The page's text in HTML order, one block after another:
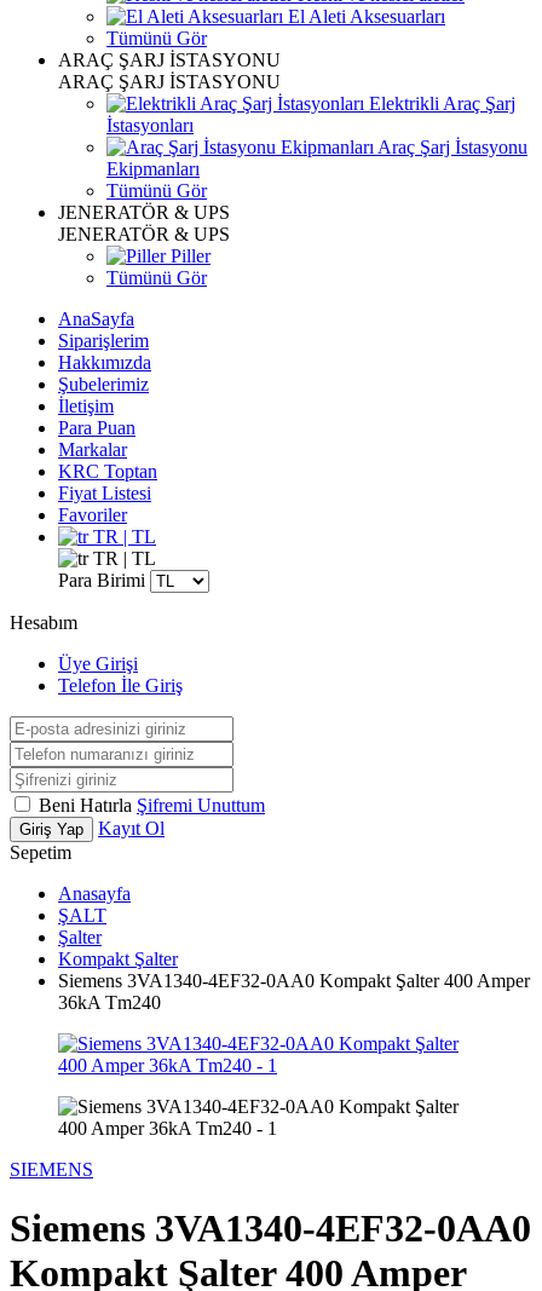
El Aleti Aksesuarları
Tümünü Gör
ARAÇ ŞARJ İSTASYONU
ARAÇ ŞARJ İSTASYONU
Elektrikli Araç Şarj
İstasyonları
Araç Şarj İstasyonu
Ekipmanları
Tümünü Gör
JENERATÖR & UPS
JENERATÖR & UPS
Piller
Tümünü Gör
AnaSayfa
Siparişlerim
Hakkımızda
Şubelerimiz
İletişim
Para Puan
Markalar
KRC Toptan
Fiyat Listesi
Favoriler
TR | TL
TR | TL
Para Birimi
Hesabım
Üye Girişi
Telefon İle Giriş
Beni Hatırla Şifremi Unuttum
Giriş Yap
Kayıt Ol
Sepetim
Anasayfa
ŞALT
Şalter
Kompakt Şalter
Siemens 3VA1340-4EF32-0AA0 Kompakt Şalter 400 Amper
36kA Tm240
SIEMENS
Siemens 3VA1340-4EF32-0AA0
Kompakt Şalter 400 Amper